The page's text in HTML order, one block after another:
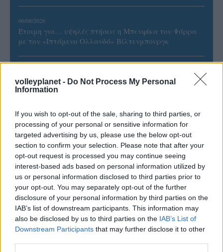
volleyplanet - Do Not Process My Personal
Information
If you wish to opt-out of the sale, sharing to third parties, or
processing of your personal or sensitive information for
targeted advertising by us, please use the below opt-out
section to confirm your selection. Please note that after your
opt-out request is processed you may continue seeing
interest-based ads based on personal information utilized by
us or personal information disclosed to third parties prior to
your opt-out. You may separately opt-out of the further
disclosure of your personal information by third parties on the
IAB’s list of downstream participants. This information may
also be disclosed by us to third parties on the IAB’s List of
Downstream Participants that may further disclose it to other
06/08/2026
Έτοιμη για… υψηλές πτήσεις η Μπενφίκα του Ψάρρα
με τον «Ιπτάμενο Ολλανδό» Βίλτενμπουργκ
Ισόπαλο το πρωτο φιλικό τεστ της Εθνικής στο
Ουρμπίνο
05/08/2026
Προς στρατηγική συνεργασία ΠΑΣΑΠΠ και
Πανεπιστημίου Πατρών
ΓΝΩΜΕΣ
ΠΕΝΥ ΡΟΝΤΟΓΙΑΝΝΗ